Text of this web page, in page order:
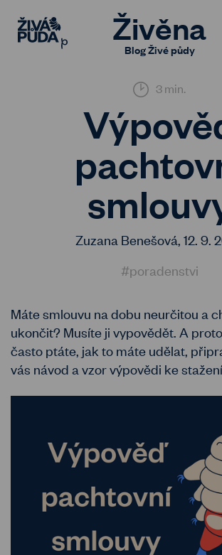
Živěna
Blog Živé půdy
3 min.
Zuzana Benešová, 12. 9.
#poradenstvi
Máte smlouvu na dobu neurčitou a
ukončit? Musíte ji vypovědět. A
často ptáte, jak to máte udělat,
vás návod a vzor výpovědi ke